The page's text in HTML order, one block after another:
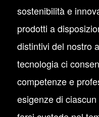
sostenibilità e
prodotti a
distintivi del nostro
tecnologia ci
competenze e
esigenze di